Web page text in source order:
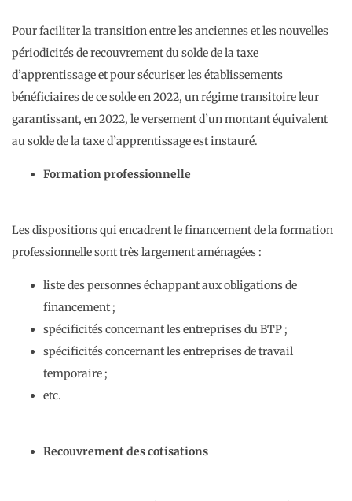
Pour faciliter la transition entre les anciennes et les nouvelles
périodicités de recouvrement du solde de la taxe
d’apprentissage et pour sécuriser les établissements
bénéficiaires de ce solde en 2022, un régime transitoire leur
garantissant, en 2022, le versement d’un montant équivalent
au solde de la taxe d’apprentissage est instauré.
Formation professionnelle
Les dispositions qui encadrent le financement de la formation
professionnelle sont très largement aménagées :
liste des personnes échappant aux obligations de
financement ;
spécificités concernant les entreprises du BTP ;
spécificités concernant les entreprises de travail
temporaire ;
etc.
Recouvrement des cotisations